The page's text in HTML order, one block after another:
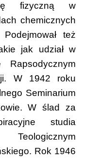
fizyczną w
chemicznych
też
jak udział w
Rapsodycznym
W 1942 roku
Seminarium
W ślad za
studia
Rok 1946